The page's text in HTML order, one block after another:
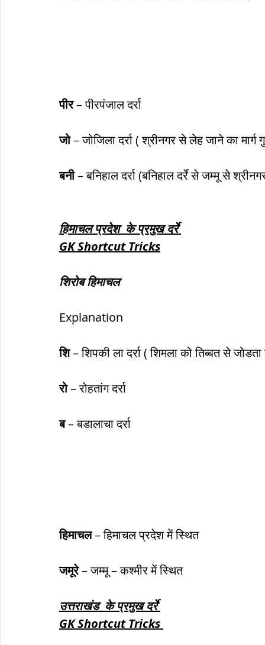
पीर – पीरपंजाल दर्रा
जो – जोजिला दर्रा ( श्रीनगर से लेह जाने का मार्ग
बनी – बनिहाल दर्रा (बनिहाल दर्रे से जम्मू से
हिमाचल प्रदेश  के प्रमुख दर्रे
GK Shortcut Tricks
शिरोब हिमाचल
Explanation
शि – शिपकी ला दर्रा ( शिमला को तिब्बत से
रो – रोहतांग दर्रा
ब – बडालाचा दर्रा
हिमाचल – हिमाचल प्रदेश में स्थित
जमूरे – जम्मू – कश्मीर में स्थित
उत्तराखंड  के प्रमुख दर्रे
GK Shortcut Tricks